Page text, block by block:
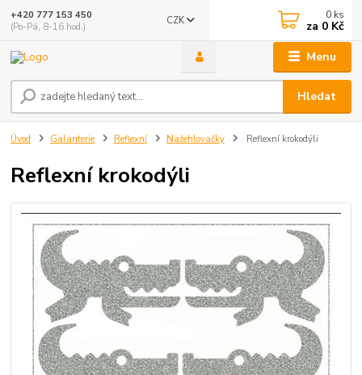
Menu
CZK
Hledat
+420 777 153 450
(Po-Pá, 8-16 hod.)
0 ks
za 0 Kč
Úvod Galanterie Reflexní Nažehlovačky Reflexní krokodýli
Reflexní krokodýli